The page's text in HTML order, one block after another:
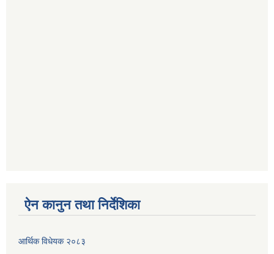
ऐन कानुन तथा निर्देशिका
आर्थिक विधेयक २०८३